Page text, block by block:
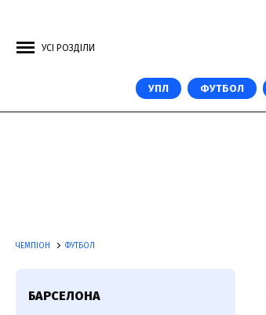
УСІ РОЗДІЛИ
УПЛ ФУТБОЛ
ЧЕМПІОН ФУТБОЛ
БАРСЕЛОНА